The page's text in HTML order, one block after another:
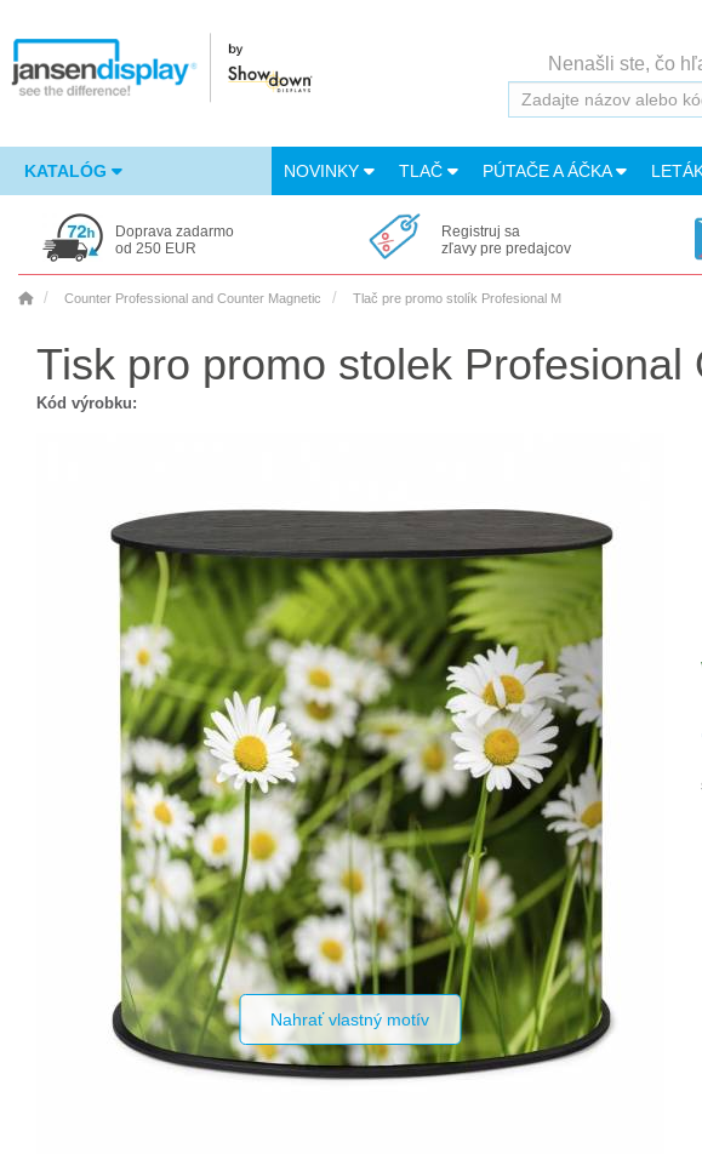
Nenašli ste, čo
KATALÓG NOVINKY TLAČ PÚTAČE A ÁČKA
Doprava zadarmo
od 250 EUR
Registruj sa
zľavy pre predajcov
Counter Professional and Counter Magnetic Tlač pre promo stolík Profesional M
Tisk pro promo stolek Profesional
Kód výrobku:
Nahrať vlastný motív